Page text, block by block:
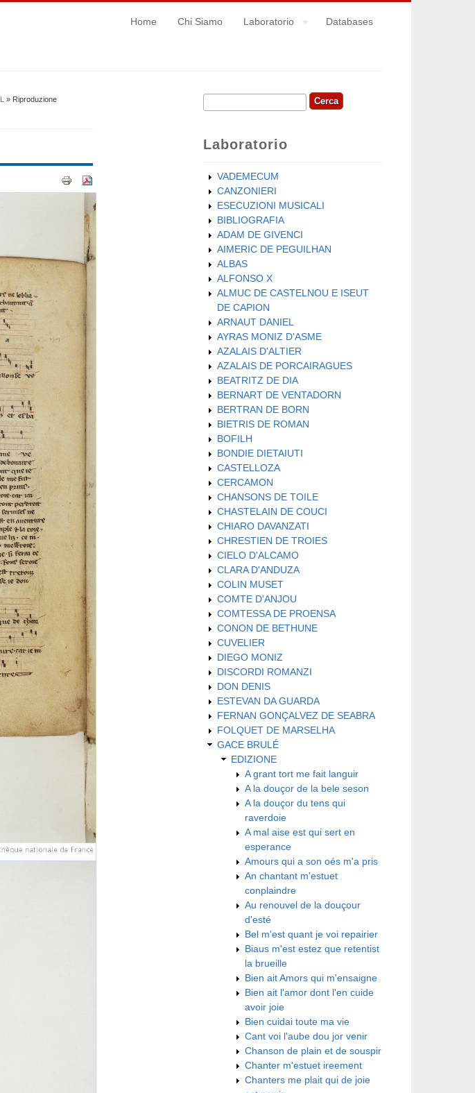
Home Chi Siamo Laboratorio Databases
» Riproduzione
Form di ricerca
Cerca
Laboratorio
VADEMECUM
CANZONIERI
ESECUZIONI MUSICALI
BIBLIOGRAFIA
ADAM DE GIVENCI
AIMERIC DE PEGUILHAN
ALBAS
ALFONSO X
ALMUC DE CASTELNOU E ISEUT
DE CAPION
ARNAUT DANIEL
AYRAS MONIZ D'ASME
AZALAIS D'ALTIER
AZALAIS DE PORCAIRAGUES
BEATRITZ DE DIA
BERNART DE VENTADORN
BERTRAN DE BORN
BIETRIS DE ROMAN
BOFILH
BONDIE DIETAIUTI
CASTELLOZA
CERCAMON
CHANSONS DE TOILE
CHASTELAIN DE COUCI
CHIARO DAVANZATI
CHRESTIEN DE TROIES
CIELO D'ALCAMO
CLARA D'ANDUZA
COLIN MUSET
COMTE D'ANJOU
COMTESSA DE PROENSA
CONON DE BETHUNE
CUVELIER
DIEGO MONIZ
DISCORDI ROMANZI
DON DENIS
ESTEVAN DA GUARDA
FERNAN GONÇALVEZ DE SEABRA
FOLQUET DE MARSELHA
GACE BRULÉ
EDIZIONE
A grant tort me fait languir
A la douçor de la bele seson
A la douçor du tens qui
raverdoie
A mal aise est qui sert en
esperance
Amours qui a son oés m'a pris
An chantant m'estuet
conplaindre
Au renouvel de la douçour
d'esté
Bel m'est quant je voi repairier
Biaus m'est estez que retentist
la brueille
Bien ait Amors qui m'ensaigne
Bien ait l'amor dont l'en cuide
avoir joie
Bien cuidai toute ma vie
Cant voi l'aube dou jor venir
Chanson de plain et de souspir
Chanter m'estuet ireement
Chanters me plait qui de joie